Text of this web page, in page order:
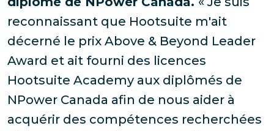
reconnaissant que Hootsuite m'ait
décerné le prix Above & Beyond Leader
Award et ait fourni des licences
Hootsuite Academy aux diplômés de
NPower Canada afin de nous aider à
acquérir des compétences recherchées